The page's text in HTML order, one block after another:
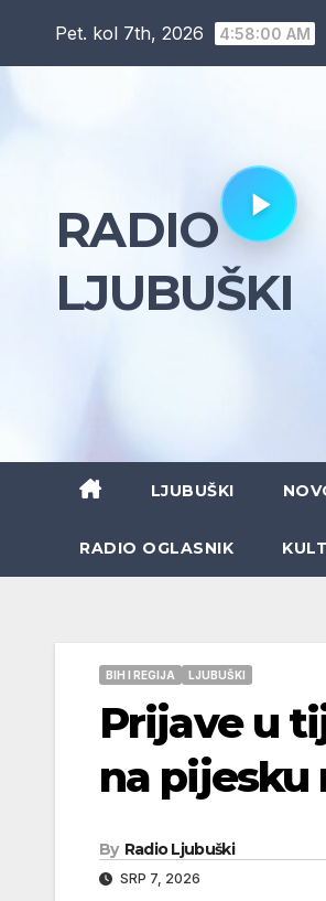
Pet. kol 7th, 2026 4:58:02 AM
RADIO
LJUBUŠKI
LJUBUŠKI
RADIO OGLASNIK
BIH I REGIJA LJUBUŠKI
Prijave u
na pijesku
By Radio Ljubuški
SRP 7, 2026